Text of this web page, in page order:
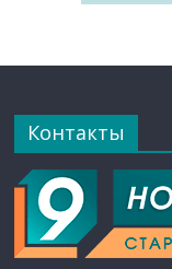
Контакты